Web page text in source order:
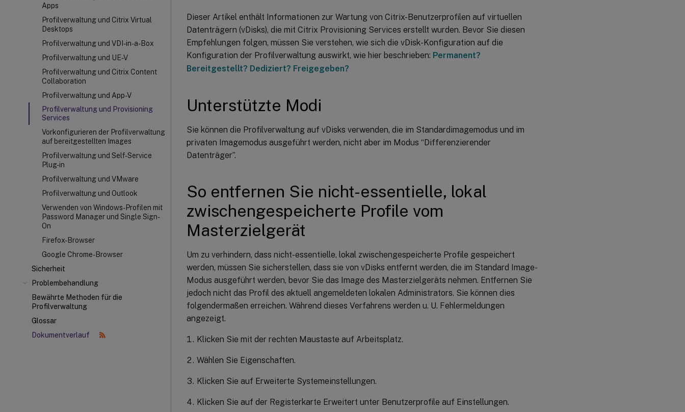
Apps
Profilverwaltung und Citrix Virtual
Desktops
Profilverwaltung und VDI-in-a-Box
Profilverwaltung und UE-V
Profilverwaltung und Citrix Content
Collaboration
Profilverwaltung und App-V
Profilverwaltung und Provisioning
Services
Vorkonfigurieren der Profilverwaltung
auf bereitgestellten Images
Profilverwaltung und Self-Service
Plug-in
Profilverwaltung und VMware
Profilverwaltung und Outlook
Verwenden von Windows-Profilen mit
Password Manager und Single Sign-
On
Firefox-Browser
Google Chrome-Browser
Sicherheit
Problembehandlung
Bewährte Methoden für die
Profilverwaltung
Glossar
Dokumentverlauf
Dieser Artikel enthält Informationen zur Wartung von Citrix-Benutzerprofilen auf virtuellen
Datenträgern (vDisks), die mit Citrix Provisioning Services erstellt wurden. Bevor Sie diesen
Empfehlungen folgen, müssen Sie verstehen, wie sich die vDisk-Konfiguration auf die
Konfiguration der Profilverwaltung auswirkt, wie hier beschrieben: Permanent?
Bereitgestellt? Dediziert? Freigegeben?
Unterstützte Modi
Sie können die Profilverwaltung auf vDisks verwenden, die im Standardimagemodus und im
privaten Imagemodus ausgeführt werden, nicht aber im Modus “Differenzierender
Datenträger”.
So entfernen Sie nicht-essentielle, lokal
zwischengespeicherte Profile vom
Masterzielgerät
Um zu verhindern, dass nicht-essentielle, lokal zwischengespeicherte Profile gespeichert
werden, müssen Sie sicherstellen, dass sie von vDisks entfernt werden, die im Standard Image-
Modus ausgeführt werden, bevor Sie das Image des Masterzielgeräts nehmen. Entfernen Sie
jedoch nicht das Profil des aktuell angemeldeten lokalen Administrators. Sie können dies
folgendermaßen erreichen. Während dieses Verfahrens werden u. U. Fehlermeldungen
angezeigt.
Klicken Sie mit der rechten Maustaste auf Arbeitsplatz.
Wählen Sie Eigenschaften.
Klicken Sie auf Erweiterte Systemeinstellungen.
Klicken Sie auf der Registerkarte Erweitert unter Benutzerprofile auf Einstellungen.